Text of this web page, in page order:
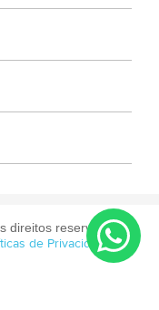
direitos reservados.
de Privacidade